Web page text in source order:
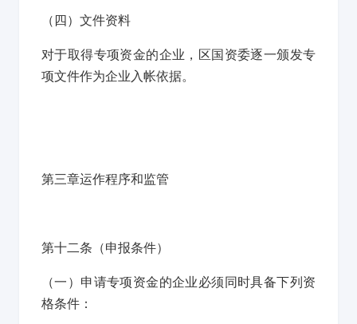
（四）文件资料
对于取得专项资金的企业，区国资委逐一颁发专
项文件作为企业入帐依据。
第三章运作程序和监管
第十二条 （申报条件）
（一）申请专项资金的企业必须同时具备下列资
格条件：